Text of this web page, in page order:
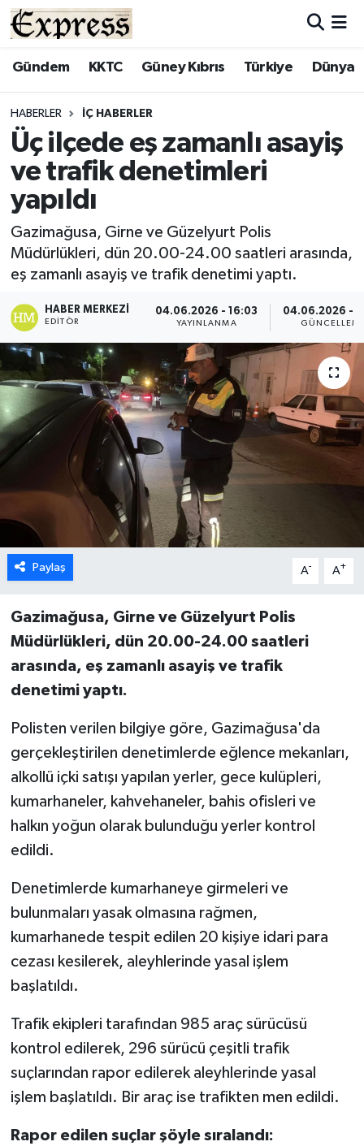
Gündem KKTC Güney Kıbrıs Türkiye Dünya
HABERLER İÇ HABERLER
Üç ilçede eş zamanlı asayiş
ve trafik denetimleri
yapıldı
Gazimağusa, Girne ve Güzelyurt Polis
Müdürlükleri, dün 20.00-24.00 saatleri arasında,
eş zamanlı asayiş ve trafik denetimi yaptı.
HABER MERKEZI
EDITÖR
04.06.2026 - 16:03
YAYINLANMA
04.06.2026 -
Paylaş A- A+
Gazimağusa, Girne ve Güzelyurt Polis
Müdürlükleri, dün 20.00-24.00 saatleri
arasında, eş zamanlı asayiş ve trafik
denetimi yaptı.
Polisten verilen bilgiye göre, Gazimağusa'da
gerçekleştirilen denetimlerde eğlence mekanları,
alkollü içki satışı yapılan yerler, gece kulüpleri,
kumarhaneler, kahvehaneler, bahis ofisleri ve
halkın yoğun olarak bulunduğu yerler kontrol
edildi.
Denetimlerde kumarhaneye girmeleri ve
bulunmaları yasak olmasına rağmen,
kumarhanede tespit edilen 20 kişiye idari para
cezası kesilerek, aleyhlerinde yasal işlem
başlatıldı.
Trafik ekipleri tarafından 985 araç sürücüsü
kontrol edilerek, 296 sürücü çeşitli trafik
suçlarından rapor edilerek aleyhlerinde yasal
işlem başlatıldı. Bir araç ise trafikten men edildi.
Rapor edilen suçlar şöyle sıralandı:
ALAYKÖY
BİLİM
ÇATALKÖY
DÜNYA
EĞİTİM
EKONOMİ
ENGLISH
ESENTEPE
GAZİMAĞUSA
GİRNE
GÜNDEM
GÜNEY KIBRIS
KÜLTÜR SANAT
LAPTA
LEFKOŞA
Nöbetçi Eczaneler
ÖZEL HABER
SAĞLIK
SİYASET
TEKNOLOJİ
TİCARET
YAŞAM
Hava Durumu
Süper Lig Puan Durumu ve Fikstür
Tüm Manşetler
Son Dakika Haberleri
Haber Arşivi